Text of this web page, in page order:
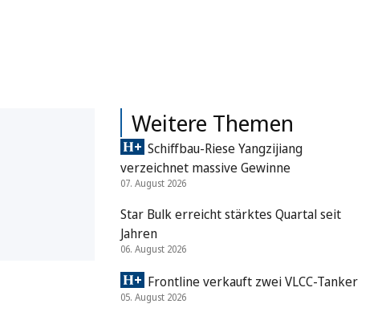
Weitere Themen
Schiffbau-Riese Yangzijiang
verzeichnet massive Gewinne
07. August 2026
Star Bulk erreicht stärktes Quartal seit
Jahren
06. August 2026
Frontline verkauft zwei VLCC-Tanker
05. August 2026